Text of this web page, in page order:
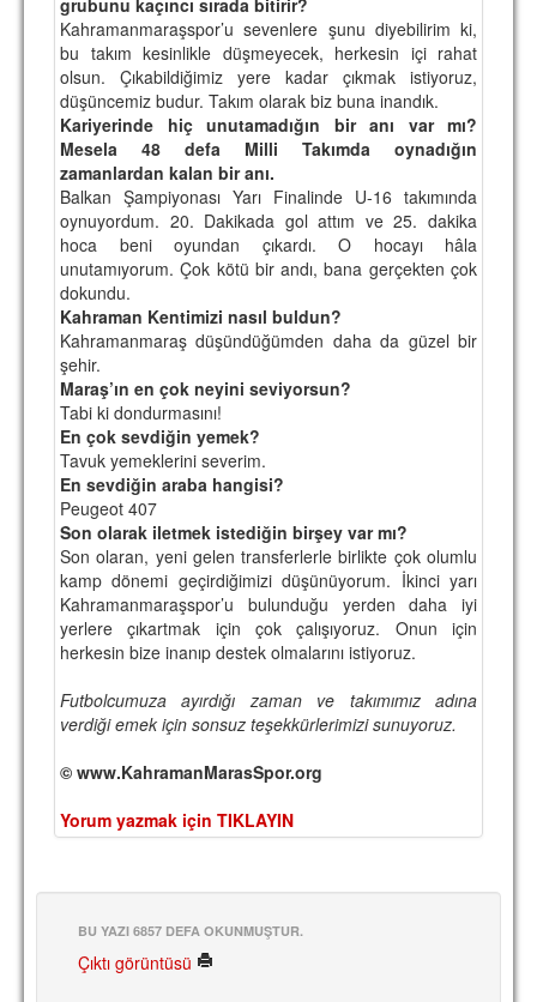
Kahramanmaraşspor’u sevenlere şunu diyebilirim ki,
bu takım kesinlikle düşmeyecek, herkesin içi rahat
olsun. Çıkabildiğimiz yere kadar çıkmak istiyoruz,
düşüncemiz budur. Takım olarak biz buna inandık.
Kariyerinde hiç unutamadığın bir anı var mı?
Mesela 48 defa Milli Takımda oynadığın
zamanlardan kalan bir anı.
Balkan Şampiyonası Yarı Finalinde U-16 takımında
oynuyordum. 20. Dakikada gol attım ve 25. dakika
hoca beni oyundan çıkardı. O hocayı hâla
unutamıyorum. Çok kötü bir andı, bana gerçekten çok
dokundu.
Kahraman Kentimizi nasıl buldun?
Kahramanmaraş düşündüğümden daha da güzel bir
şehir.
Maraş’ın en çok neyini seviyorsun?
Tabi ki dondurmasını!
En çok sevdiğin yemek?
Tavuk yemeklerini severim.
En sevdiğin araba hangisi?
Peugeot 407
Son olarak iletmek istediğin birşey var mı?
Son olaran, yeni gelen transferlerle birlikte çok olumlu
kamp dönemi geçirdiğimizi düşünüyorum. İkinci yarı
Kahramanmaraşspor’u bulunduğu yerden daha iyi
yerlere çıkartmak için çok çalışıyoruz. Onun için
herkesin bize inanıp destek olmalarını istiyoruz.
Futbolcumuza ayırdığı zaman ve takımımız adına
verdiği emek için sonsuz teşekkürlerimizi sunuyoruz.
© www.KahramanMarasSpor.org
Yorum yazmak için TIKLAYIN
BU YAZI 6857 DEFA OKUNMUŞTUR.
Çıktı görüntüsü